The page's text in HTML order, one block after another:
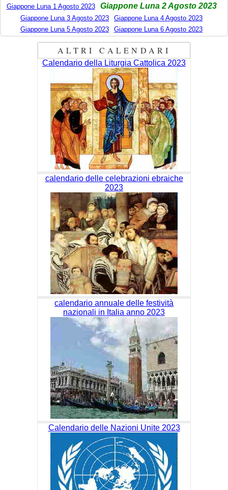
Giappone Luna 1 Agosto 2023
Giappone Luna 2 Agosto 2023
Giappone Luna 3 Agosto 2023
Giappone Luna 4 Agosto 2023
Giappone Luna 5 Agosto 2023
Giappone Luna 6 Agosto 2023
ALTRI CALENDARI
Calendario della Liturgia Cattolica 2023
calendario delle celebrazioni ebraiche
2023
calendario annuale delle festività
nazionali in Italia anno 2023
Calendario delle Nazioni Unite 2023